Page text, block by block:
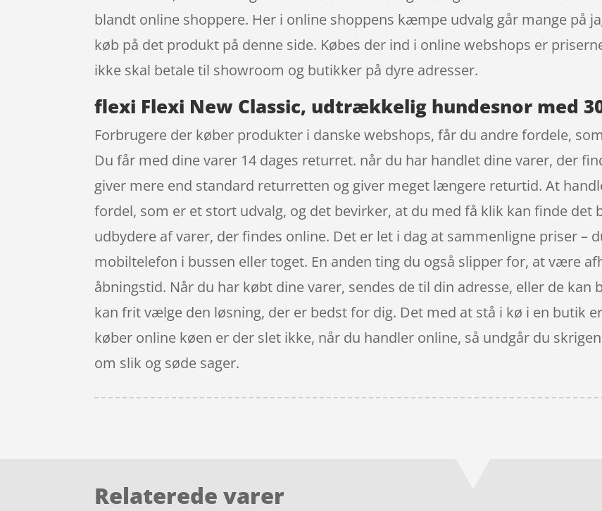
blandt online shoppere. Her i online shoppens kæmpe udvalg går mange på
køb på det produkt på denne side. Købes der ind i online webshops er
ikke skal betale til showroom og butikker på dyre adresser.
flexi Flexi New Classic, udtrækkelig hundesnor med
Forbrugere der køber produkter i danske webshops, får du andre fordele,
Du får med dine varer 14 dages returret. når du har handlet dine varer, der
giver mere end standard returretten og giver meget længere returtid. At
fordel, som er et stort udvalg, og det bevirker, at du med få klik kan finde det
udbydere af varer, der findes online. Det er let i dag at sammenligne priser –
mobiltelefon i bussen eller toget. En anden ting du også slipper for, at være
åbningstid. Når du har købt dine varer, sendes de til din adresse, eller de kan
kan frit vælge den løsning, der er bedst for dig. Det med at stå i kø i en butik
køber online køen er der slet ikke, når du handler online, så undgår du
om slik og søde sager.
Relaterede varer